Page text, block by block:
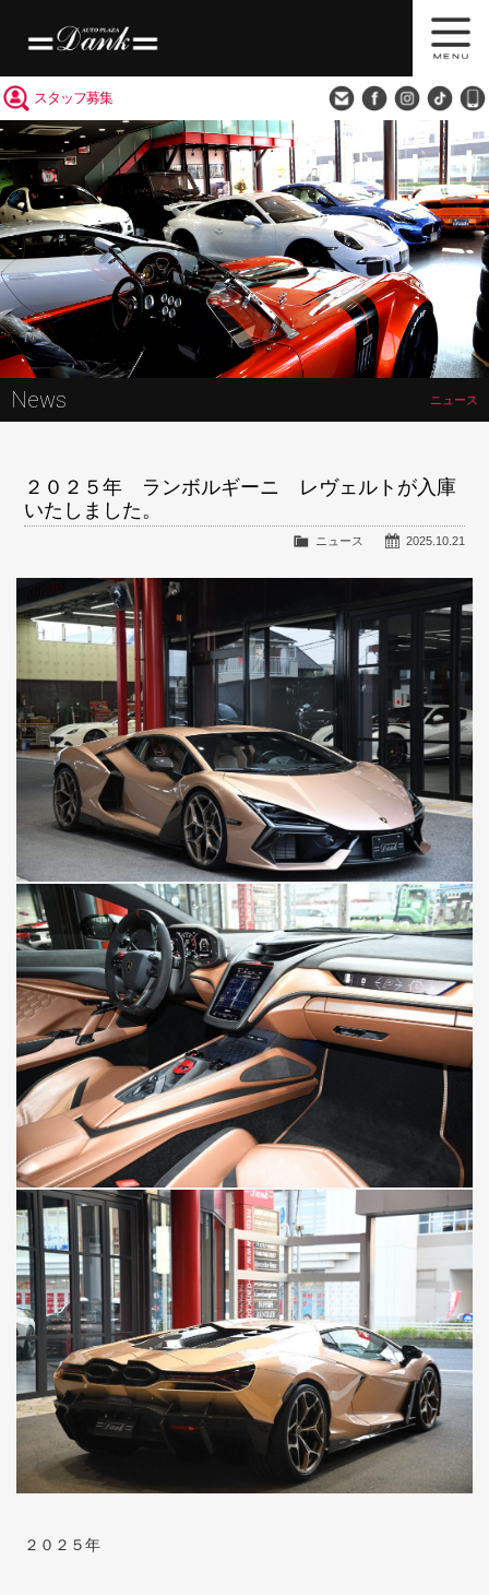
スタッフ募集
News ニュース
２０２５年 ランボルギーニ レヴェルトが入庫
いたしました。
2025.10.21
ニュース
２０２５年